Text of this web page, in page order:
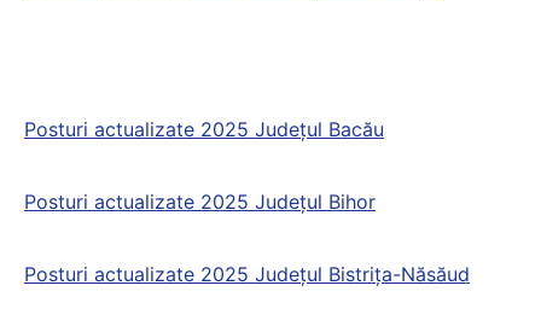
Posturi actualizate 2025 Județul Bacău
Posturi actualizate 2025 Județul Bihor
Posturi actualizate 2025 Județul Bistriţa-Năsăud